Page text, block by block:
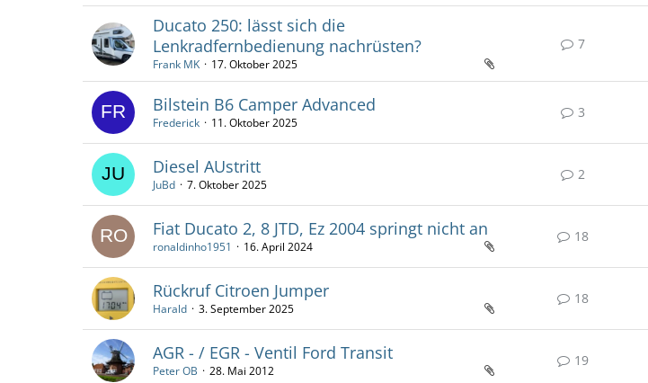
Ducato 250: lässt sich die
Lenkradfernbedienung nachrüsten?
Frank MK 17. Oktober 2025
7
Bilstein B6 Camper Advanced
Frederick 11. Oktober 2025
3
Diesel AUstritt
JuBd 7. Oktober 2025
2
Fiat Ducato 2, 8 JTD, Ez 2004 springt nicht an
ronaldinho1951 16. April 2024
18
Rückruf Citroen Jumper
Harald 3. September 2025
18
AGR - / EGR - Ventil Ford Transit
Peter OB 28. Mai 2012
19